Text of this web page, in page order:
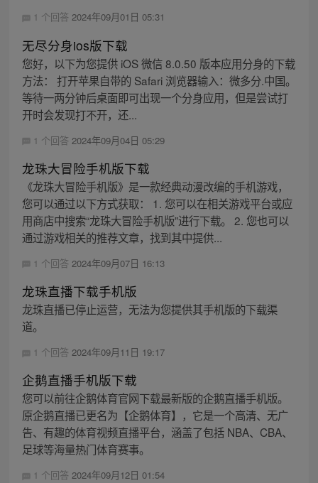
1 个回答 2024年09月01日 05:31
无尽分身ios版下载
您好，以下为您提供 iOS 微信 8.0.50 版本应用分身的下载
方法： 打开苹果自带的 Safari 浏览器输入：微多分.中国。
等待一两分钟后桌面即可出现一个分身应用，但是尝试打
开时会发现打不开，还...
1 个回答 2024年09月04日 05:29
龙珠大冒险手机版下载
《龙珠大冒险手机版》是一款经典动漫改编的手机游戏，
您可以通过以下方式获取： 1. 您可以在相关游戏平台或应
用商店中搜索“龙珠大冒险手机版”进行下载。 2. 您也可以
通过游戏相关的推荐文章，找到其中提供...
1 个回答 2024年09月07日 16:13
龙珠直播下载手机版
龙珠直播已停止运营，无法为您提供其手机版的下载渠
道。
1 个回答 2024年09月11日 19:17
企鹅直播手机版下载
您可以前往企鹅体育官网下载最新版的企鹅直播手机版。
原企鹅直播已更名为【企鹅体育】，它是一个高清、无广
告、有趣的体育视频直播平台，涵盖了包括 NBA、CBA、
足球等海量热门体育赛事。
1 个回答 2024年09月12日 01:54